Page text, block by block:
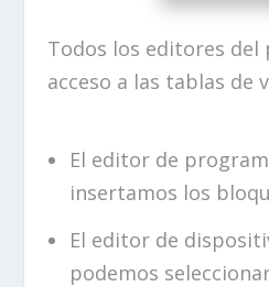
Todos los editores
acceso a las tablas de
El editor de
insertamos los
El editor de
podemos